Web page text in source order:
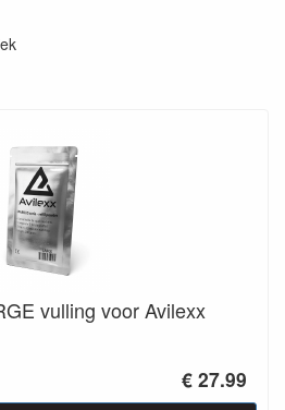
vulling voor Avilexx
€ 27.99